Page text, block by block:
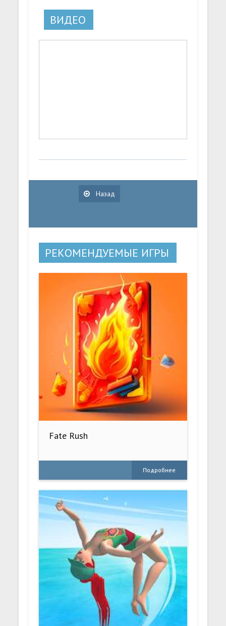
ВИДЕО
Назад
РЕКОМЕНДУЕМЫЕ ИГРЫ
Fate Rush
Подробнее